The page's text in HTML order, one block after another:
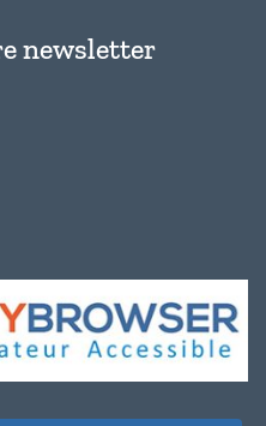
newsletter